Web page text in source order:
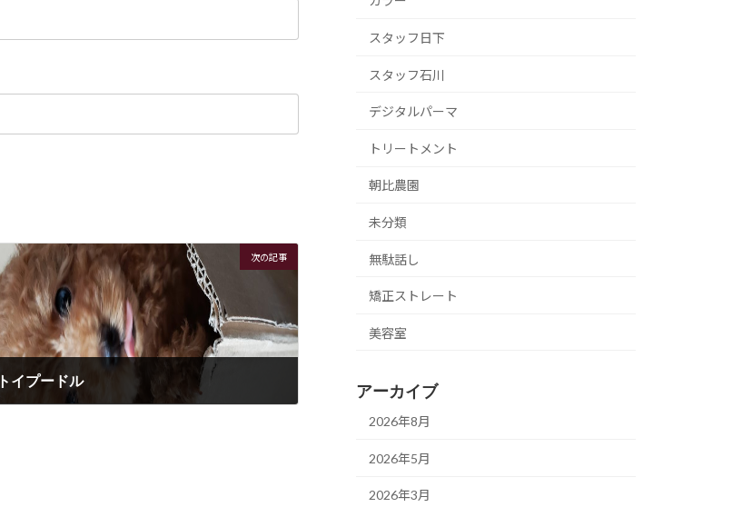
次の記事
トイプードル
スタッフ日下
スタッフ石川
デジタルパーマ
トリートメント
朝比農園
未分類
無駄話し
矯正ストレート
美容室
アーカイブ
2026年8月
2026年5月
2026年3月